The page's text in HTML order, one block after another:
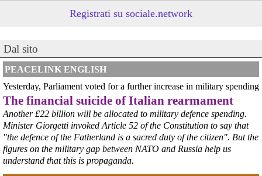
cronachetarantine.it/index.php
il Governo ha manifestato l’intenzione di predisporre un
provvedimento straordinario per attenuare le conseguenze
economiche e sociali della prevista fermata dell’area a caldo e ha
chiesto alle rappresentanze del territorio di formulare proposte
concrete per definirne i contenuti. Casartigiani valuta positivamente
questa disponibilità.
#ILVA Taranto
Registrati su sociale.network
Dal sito
PEACELINK ENGLISH
Yesterday, Parliament voted for a further increase in military spending
The financial suicide of Italian rearmament
Another £22 billion will be allocated to military defence spending.
Minister Giorgetti invoked Article 52 of the Constitution to say that
"the defence of the Fatherland is a sacred duty of the citizen". But the
figures on the military gap between NATO and Russia help us
understand that this is propaganda.